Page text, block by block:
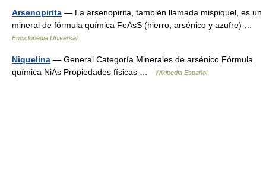
Arsenopirita — La arsenopirita, también llamada mispiquel, es un
mineral de fórmula química FeAsS (hierro, arsénico y azufre) …
Enciclopedia Universal
Niquelina — General Categoría Minerales de arsénico Fórmula
química NiAs Propiedades físicas …
Wikipedia Español